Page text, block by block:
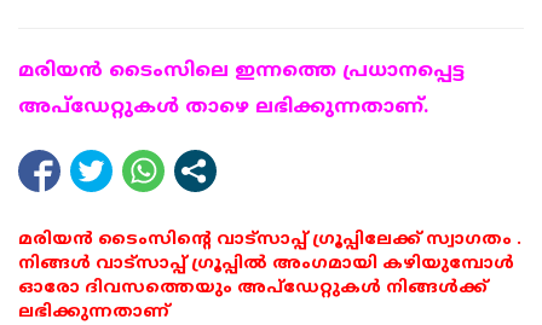
മരിയന്‍ ടൈംസിലെ ഇന്നത്തെ പ്രധാനപ്പെട്ട
അപ്ഡേറ്റുകള്‍ താഴെ ലഭിക്കുന്നതാണ്.
മരിയൻ ടൈംസിന്റെ വാട്സാപ്പ് ഗ്രൂപ്പിലേക്ക് സ്വാഗതം .
നിങ്ങൾ വാട്സാപ്പ് ഗ്രൂപ്പിൽ അംഗമായി കഴിയുമ്പോൾ
ഓരോ ദിവസത്തെയും അപ്ഡേറ്റുകൾ നിങ്ങൾക്ക്
ലഭിക്കുന്നതാണ്